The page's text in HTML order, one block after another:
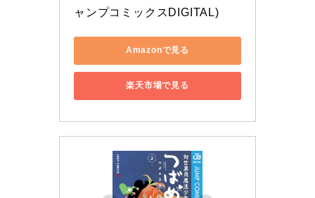
ャンプコミックスDIGITAL)
Amazonで見る
楽天市場で見る